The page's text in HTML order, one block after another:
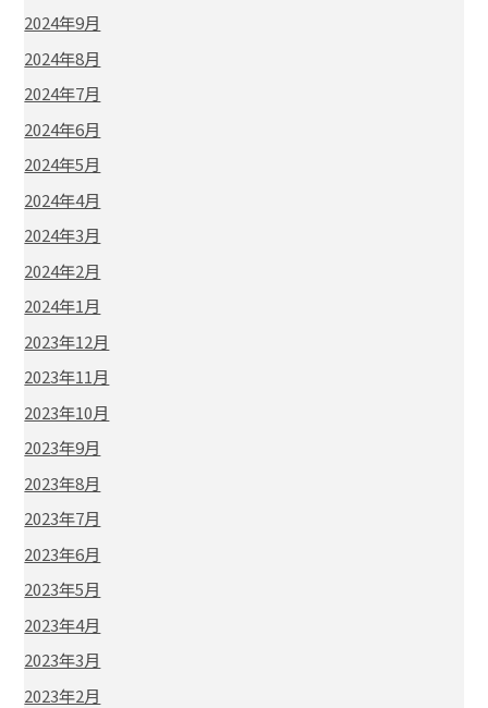
2024年9月
2024年8月
2024年7月
2024年6月
2024年5月
2024年4月
2024年3月
2024年2月
2024年1月
2023年12月
2023年11月
2023年10月
2023年9月
2023年8月
2023年7月
2023年6月
2023年5月
2023年4月
2023年3月
2023年2月